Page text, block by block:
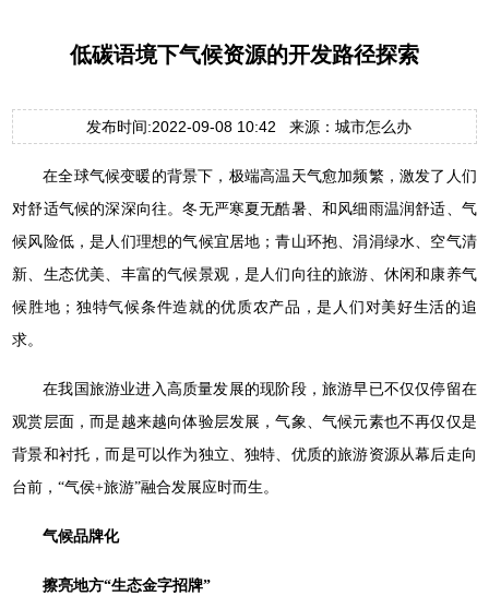
低碳语境下气候资源的开发路径探索
发布时间:2022-09-08 10:42 来源：城市怎么办
在全球气候变暖的背景下，极端高温天气愈加频繁，激发了人们
对舒适气候的深深向往。冬无严寒夏无酷暑、和风细雨温润舒适、气
候风险低，是人们理想的气候宜居地；青山环抱、涓涓绿水、空气清
新、生态优美、丰富的气候景观，是人们向往的旅游、休闲和康养气
候胜地；独特气候条件造就的优质农产品，是人们对美好生活的追
求。
在我国旅游业进入高质量发展的现阶段，旅游早已不仅仅停留在
观赏层面，而是越来越向体验层发展，气象、气候元素也不再仅仅是
背景和衬托，而是可以作为独立、独特、优质的旅游资源从幕后走向
台前，“气侯+旅游”融合发展应时而生。
气候品牌化
擦亮地方“生态金字招牌”